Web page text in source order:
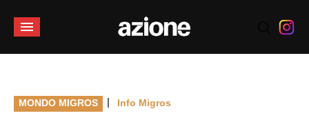
MONDO MIGROS | Info Migros